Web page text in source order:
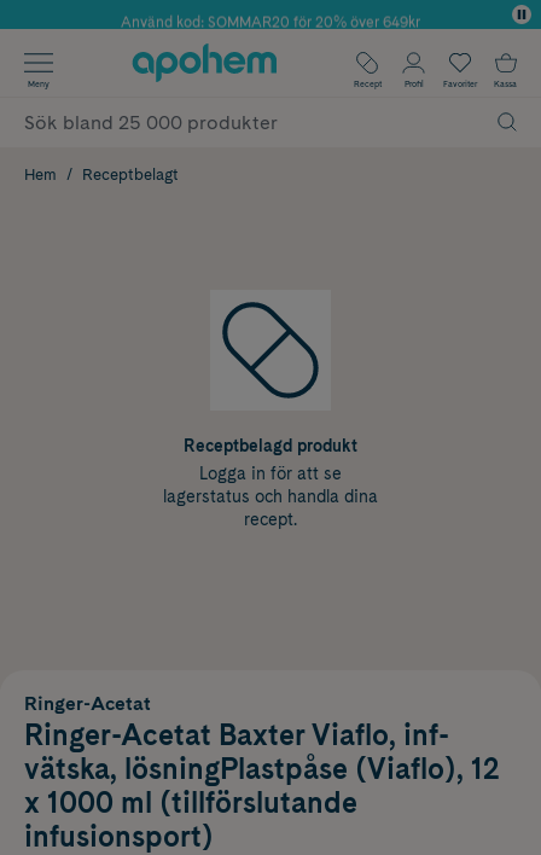
Årets Butik 2025 inom Skönhet
Använd kod: SOMMAR20 för 20% över 649kr
✓ Fri frakt
✓ Poäng på alla köp*
Meny Recept Profil Favoriter Kassa
Hem Receptbelagt
Receptbelagd produkt
Logga in för att se
lagerstatus och handla dina
recept.
Ringer-Acetat
Ringer-Acetat Baxter Viaflo, inf-
vätska, lösningPlastpåse (Viaflo), 12
x 1000 ml (tillförslutande
infusionsport)